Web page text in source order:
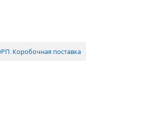
Коробочная поставка